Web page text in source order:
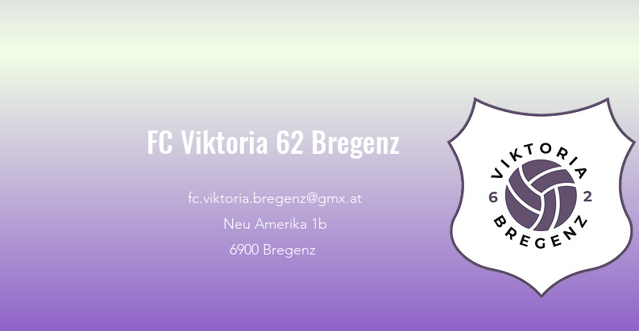
FC Viktoria 62 Bregenz
fc.viktoria.bregenz@gmx.at
Neu Amerika 1b
6900 Bregenz